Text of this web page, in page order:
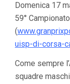
Domenica 17
59°
(
uisp-di-corsa-
Come sempre
squadre